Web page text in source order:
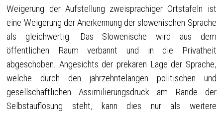
Weigerung der Aufstellung zweisprachiger Ortstafeln ist
eine Weigerung der Anerkennung der slowenischen Sprache
als gleichwertig. Das Slowenische wird aus dem
öffentlichen Raum verbannt und in die Privatheit
abgeschoben. Angesichts der prekären Lage der Sprache,
welche durch den jahrzehntelangen politischen und
gesellschaftlichen Assimilierungsdruck am Rande der
Selbstauflösung steht, kann dies nur als weitere